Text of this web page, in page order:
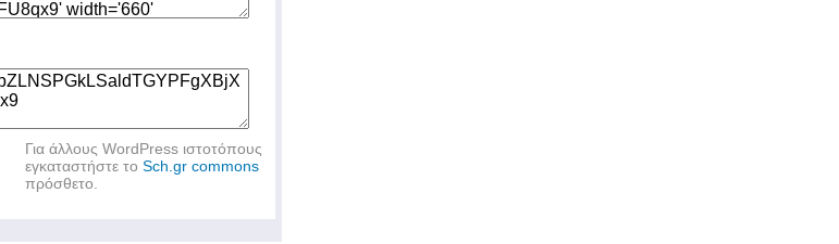
Για άλλους WordPress ιστοτόπους
εγκαταστήστε το Sch.gr commons
πρόσθετο.